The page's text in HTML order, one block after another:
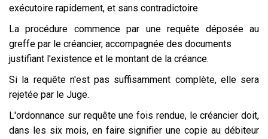
exécutoire rapidement, et sans contradictoire.
La procédure commence par une requête déposée au
greffe par le créancier, accompagnée des documents
justifiant l'existence et le montant de la créance.
Si la requête n'est pas suffisamment complète, elle sera
rejetée par le Juge.
L'ordonnance sur requête une fois rendue, le créancier doit,
dans les six mois, en faire signifier une copie au débiteur